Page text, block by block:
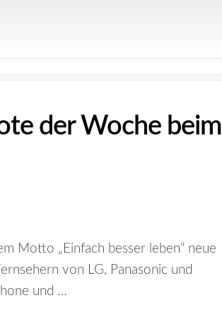
der Woche beim
Motto „Einfach besser leben“ neue
von LG, Panasonic und
und …